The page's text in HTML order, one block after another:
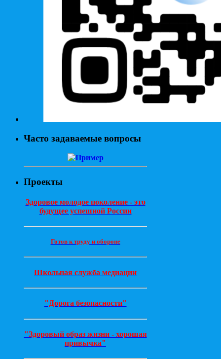
Часто задаваемые вопросы
Проекты
Здоровое молодое поколение - это
будущее успешной России
Готов к труду и обороне
Школьная служба медиации
"Дорога безопасности"
"Здоровый образ жизни - хорошая
привычка"